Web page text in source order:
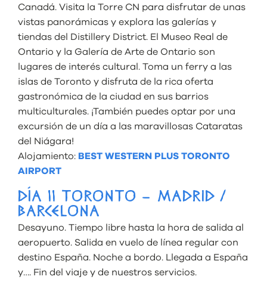
Canadá. Visita la Torre CN para disfrutar de unas
vistas panorámicas y explora las galerías y
tiendas del Distillery District. El Museo Real de
Ontario y la Galería de Arte de Ontario son
lugares de interés cultural. Toma un ferry a las
islas de Toronto y disfruta de la rica oferta
gastronómica de la ciudad en sus barrios
multiculturales. ¡También puedes optar por una
excursión de un día a las maravillosas Cataratas
del Niágara!
Alojamiento: BEST WESTERN PLUS TORONTO
AIRPORT
DÍA 11 TORONTO – MADRID /
BARCELONA
Desayuno. Tiempo libre hasta la hora de salida al
aeropuerto. Salida en vuelo de línea regular con
destino España. Noche a bordo. Llegada a España
y…. Fin del viaje y de nuestros servicios.